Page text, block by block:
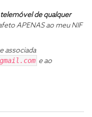
de qualquer
APENAS ao meu NIF
associada
e ao